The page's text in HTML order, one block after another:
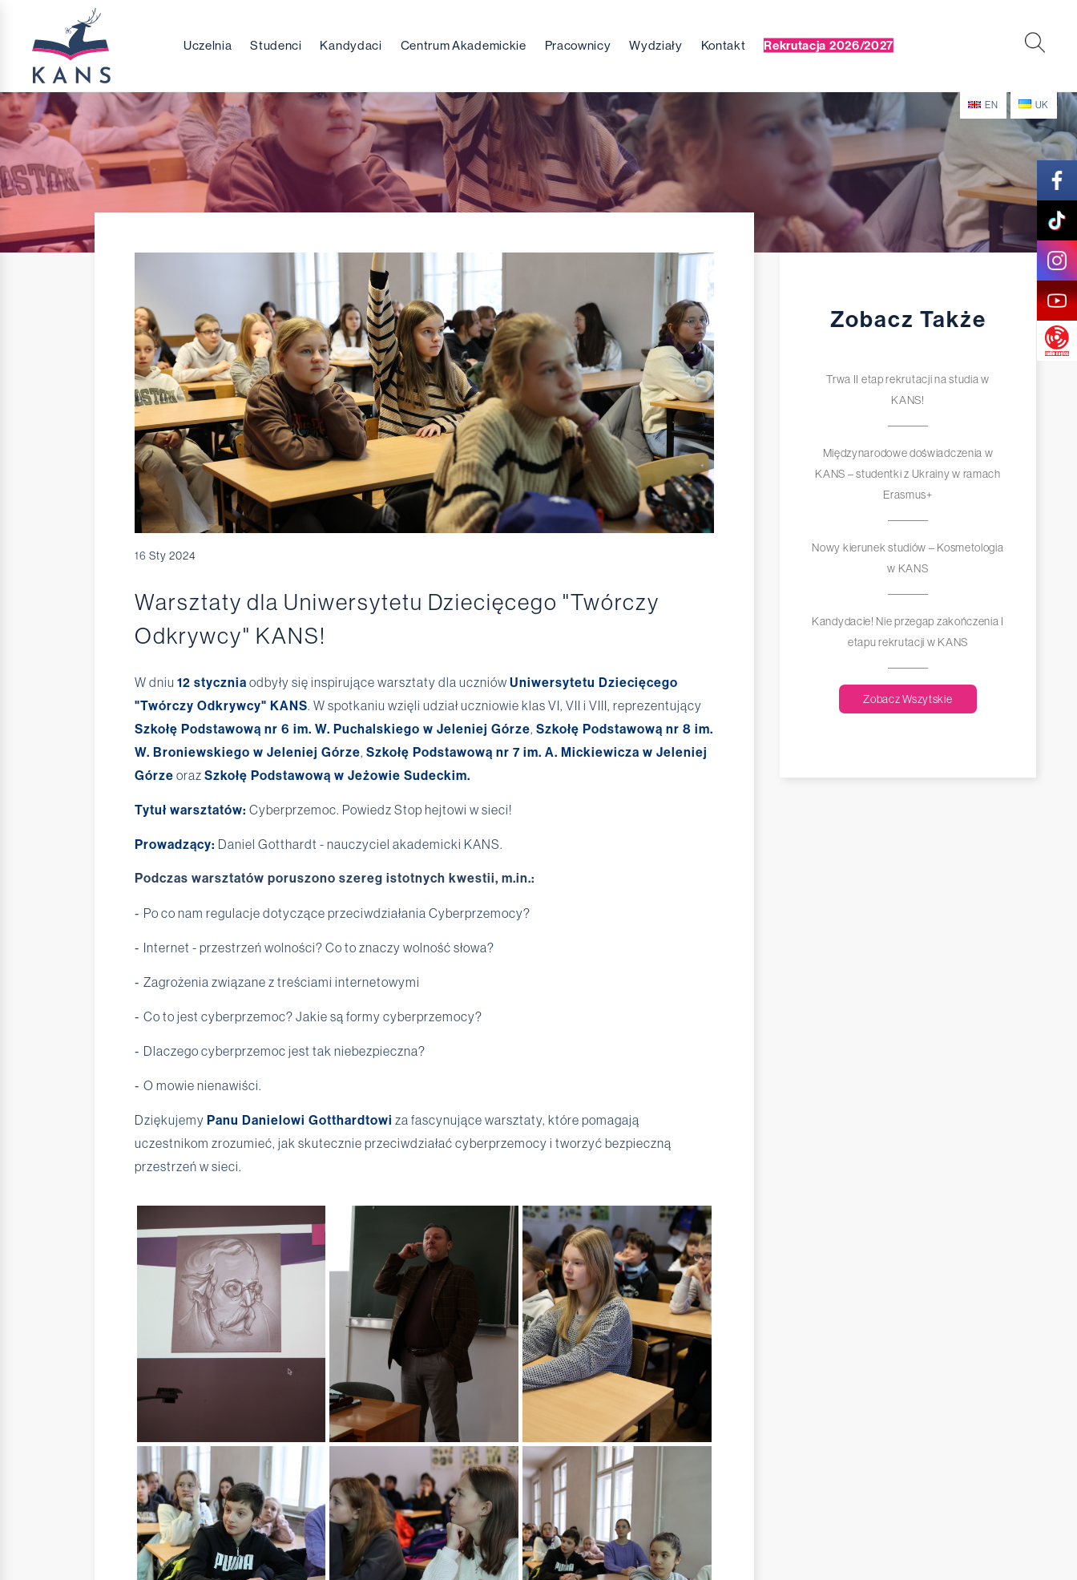
Uczelnia Studenci Kandydaci Centrum Akademickie Pracownicy Wydziały Kontakt Rekrutacja 2026/2027
EN UK
Zobacz Także
Trwa II etap rekrutacji na studia w
KANS!
Międzynarodowe doświadczenia w
KANS – studentki z Ukrainy w ramach
Erasmus+
Nowy kierunek studiów – Kosmetologia
w KANS
Kandydacie! Nie przegap zakończenia I
etapu rekrutacji w KANS
Zobacz Wszytskie
16 Sty 2024
Warsztaty dla Uniwersytetu Dziecięcego "Twórczy
Odkrywcy" KANS!
W dniu 12 stycznia odbyły się inspirujące warsztaty dla uczniów Uniwersytetu Dziecięcego
"Twórczy Odkrywcy" KANS. W spotkaniu wzięli udział uczniowie klas VI, VII i VIII, reprezentujący
Szkołę Podstawową nr 6 im. W. Puchalskiego w Jeleniej Górze, Szkołę Podstawową nr 8 im.
W. Broniewskiego w Jeleniej Górze, Szkołę Podstawową nr 7 im. A. Mickiewicza w Jeleniej
Górze oraz Szkołę Podstawową w Jeżowie Sudeckim.
Tytuł warsztatów: Cyberprzemoc. Powiedz Stop hejtowi w sieci!
Prowadzący: Daniel Gotthardt - nauczyciel akademicki KANS.
Podczas warsztatów poruszono szereg istotnych kwestii, m.in.:
- Po co nam regulacje dotyczące przeciwdziałania Cyberprzemocy?
- Internet - przestrzeń wolności? Co to znaczy wolność słowa?
- Zagrożenia związane z treściami internetowymi
- Co to jest cyberprzemoc? Jakie są formy cyberprzemocy?
- Dlaczego cyberprzemoc jest tak niebezpieczna?
- O mowie nienawiści.
Dziękujemy Panu Danielowi Gotthardtowi za fascynujące warsztaty, które pomagają
uczestnikom zrozumieć, jak skutecznie przeciwdziałać cyberprzemocy i tworzyć bezpieczną
przestrzeń w sieci.